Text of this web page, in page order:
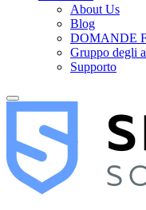
About Us
Blog
DOMANDE
Gruppo degli
Supporto